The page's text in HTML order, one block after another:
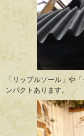
「リップルソール」や
ンパクトあります。